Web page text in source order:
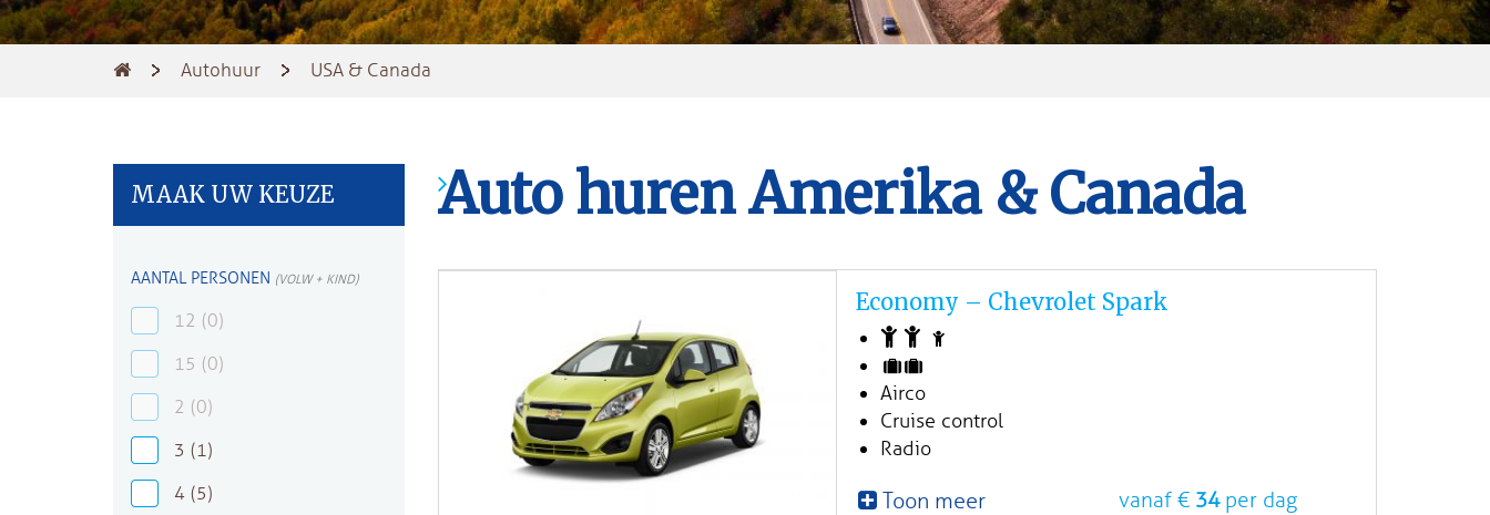
Autohuur USA & Canada
MAAK UW KEUZE
AANTAL PERSONEN (VOLW + KIND)
12 (0)
15 (0)
2 (0)
3 (1)
4 (5)
Auto huren Amerika & Canada
Economy – Chevrolet Spark
Airco
Cruise control
Radio
Toon meer vanaf € 34per dag